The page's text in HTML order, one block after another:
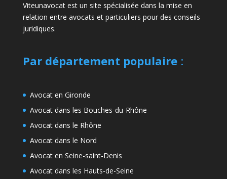
Viteunavocat est un site spécialisée dans la mise en
relation entre avocats et particuliers pour des conseils
juridiques.
Par département populaire:
Avocat en Gironde
Avocat dans les Bouches-du-Rhône
Avocat dans le Rhône
Avocat dans le Nord
Avocat en Seine-saint-Denis
Avocat dans les Hauts-de-Seine